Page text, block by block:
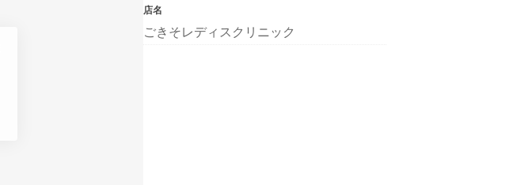
店名
ごきそレディスクリニック